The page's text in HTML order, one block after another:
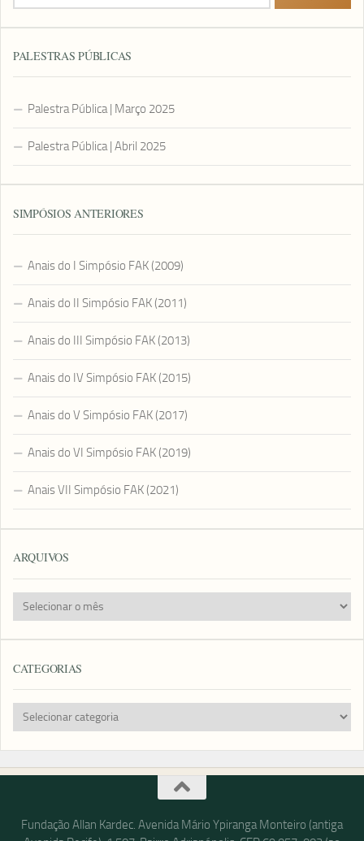
por:
PALESTRAS PÚBLICAS
Palestra Pública | Março 2025
Palestra Pública | Abril 2025
SIMPÓSIOS ANTERIORES
Anais do I Simpósio FAK (2009)
Anais do II Simpósio FAK (2011)
Anais do III Simpósio FAK (2013)
Anais do IV Simpósio FAK (2015)
Anais do V Simpósio FAK (2017)
Anais do VI Simpósio FAK (2019)
Anais VII Simpósio FAK (2021)
ARQUIVOS
Arquivos
CATEGORIAS
Categorias
Fundação Allan Kardec. Avenida Mário Ypiranga Monteiro (antiga